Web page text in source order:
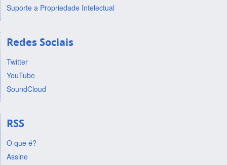
Suporte a Propriedade Intelectual
Redes Sociais
Twitter
YouTube
SoundCloud
RSS
O que é?
Assine